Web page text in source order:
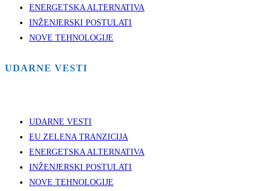
ENERGETSKA ALTERNATIVA
INŽENJERSKI POSTULATI
NOVE TEHNOLOGIJE
UDARNE VESTI
UDARNE VESTI
EU ZELENA TRANZICIJA
ENERGETSKA ALTERNATIVA
INŽENJERSKI POSTULATI
NOVE TEHNOLOGIJE